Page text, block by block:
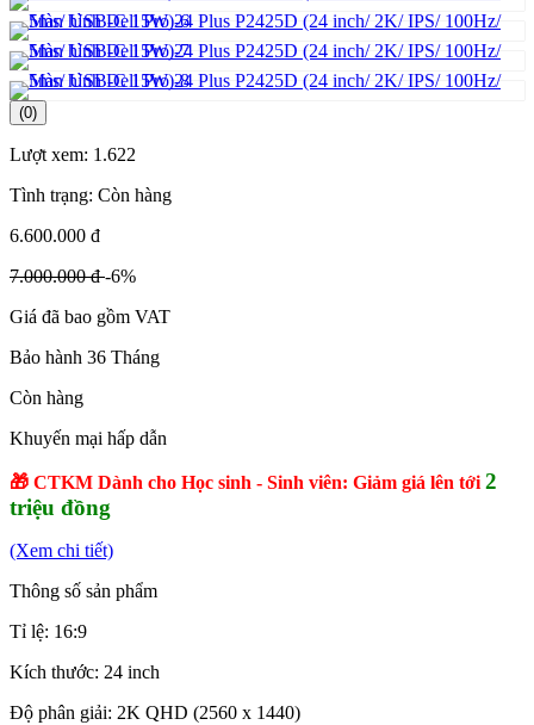
(0)
Lượt xem: 1.622
Tình trạng: Còn hàng
6.600.000 đ
7.000.000 đ-6%
Giá đã bao gồm VAT
Bảo hành 36 Tháng
Còn hàng
Khuyến mại hấp dẫn
🎁 CTKM Dành cho Học sinh - Sinh viên: Giảm giá lên tới 2
triệu đồng
(Xem chi tiết)
Thông số sản phẩm
Tỉ lệ: 16:9
Kích thước: 24 inch
Độ phân giải: 2K QHD (2560 x 1440)